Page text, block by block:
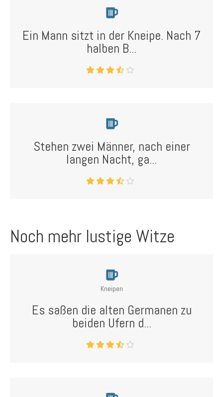
Ein Mann sitzt in der Kneipe. Nach 7
halben B...
Stehen zwei Männer, nach einer
langen Nacht, ga...
Noch mehr lustige Witze
Kneipen
Es saßen die alten Germanen zu
beiden Ufern d...